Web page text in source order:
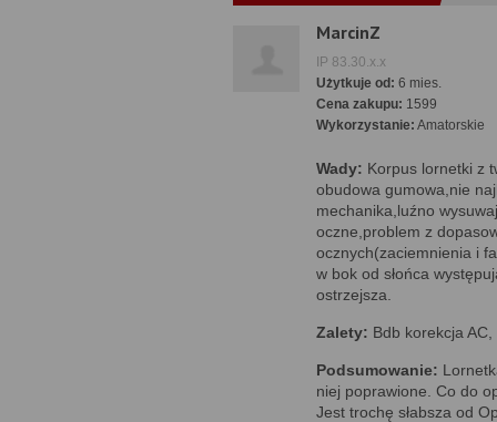
MarcinZ
IP 83.30.x.x
Użytkuje od: 6 mies.
Cena zakupu: 1599
Wykorzystanie: Amatorskie
Wady: Korpus lornetki z
obudowa gumowa,nie
mechanika,luźno
oczne,problem z
ocznych(zaciemnienia i
w bok od słońca
ostrzejsza.
Zalety: Bdb korekcja
Podsumowanie:
niej poprawione. Co do
Jest trochę słabsza od